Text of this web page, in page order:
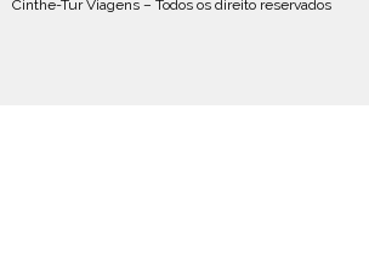
Cinthe-Tur Viagens – Todos os direito reservados